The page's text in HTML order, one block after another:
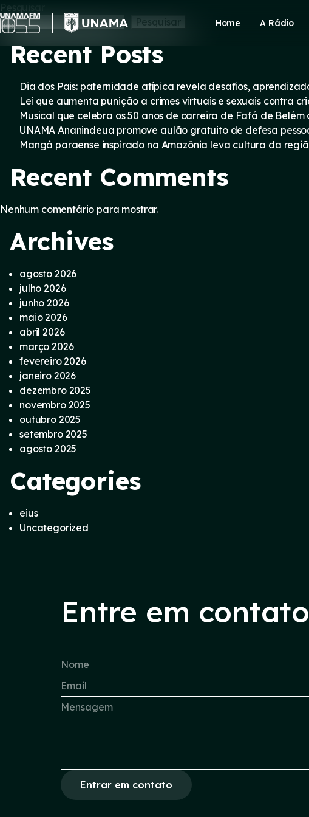
Skip
to
content
Home A Rádio
Pesquisar
Pesquisar
Recent Posts
Dia dos Pais: paternidade atípica revela desafios,
Lei que aumenta punição a crimes virtuais e sexuais contra
Musical que celebra os 50 anos de carreira de Fafá de
UNAMA Ananindeua promove aulão gratuito de defesa
Mangá paraense inspirado na Amazônia leva cultura da
Recent Comments
Nenhum comentário para mostrar.
Archives
agosto 2026
julho 2026
junho 2026
maio 2026
abril 2026
março 2026
fevereiro 2026
janeiro 2026
dezembro 2025
novembro 2025
outubro 2025
setembro 2025
agosto 2025
Categories
eius
Uncategorized
Entre em contato
Entrar em contato